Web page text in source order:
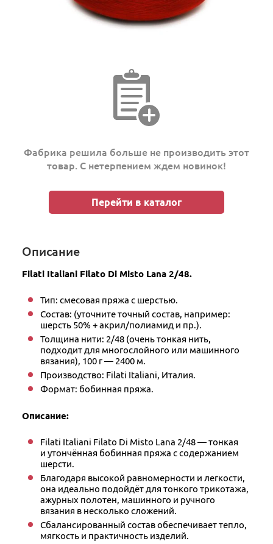
Фабрика решила больше не производить этот
товар. С нетерпением ждем новинок!
Перейти в каталог
Описание
Filati Italiani Filato Di Misto Lana 2/48.
Тип: смесовая пряжа с шерстью.
Состав: (уточните точный состав, например:
шерсть 50% + акрил/полиамид и пр.).
Толщина нити: 2/48 (очень тонкая нить,
подходит для многослойного или машинного
вязания), 100 г — 2400 м.
Производство: Filati Italiani, Италия.
Формат: бобинная пряжа.
Описание:
Filati Italiani Filato Di Misto Lana 2/48 — тонкая
и утончённая бобинная пряжа с содержанием
шерсти.
Благодаря высокой равномерности и легкости,
она идеально подойдёт для тонкого трикотажа,
ажурных полотен, машинного и ручного
вязания в несколько сложений.
Сбалансированный состав обеспечивает тепло,
мягкость и практичность изделий.